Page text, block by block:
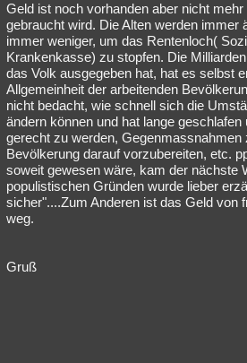
Geld ist noch vorhanden aber nicht
gebraucht wird. Die Alten werden immer
immer weniger, um das Rentenloch(
Krankenkasse) zu stopfen. Die
das Volk ausgegeben hat, hat es selbst
Allgemeinheit der arbeitenden
nicht bedacht, wie schnell sich die
ändern können und hat lange
gerecht zu werden, Gegenmassnahmen
Bevölkerung darauf vorzubereiten, etc.
soweit gewesen wäre, kam der nächste
populistischen Gründen wurde lieber
sicher"....Zum Anderen ist das Geld von
weg.
Gruß